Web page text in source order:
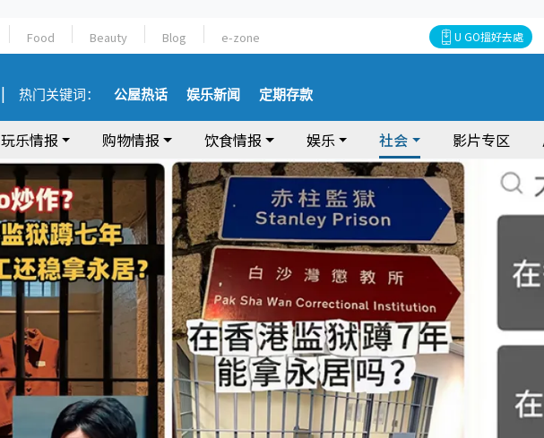
Food Beauty Blog e-zone U GO搵好去處
热门关键词： 公屋热话 娱乐新闻 定期存款
玩乐情报 购物情报 饮食情报 娱乐 社会 影片专区